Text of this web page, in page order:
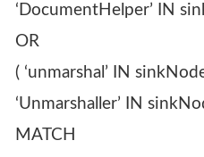
‘DocumentHelper’ IN
OR
( ‘unmarshal’ IN
‘Unmarshaller’ IN
MATCH